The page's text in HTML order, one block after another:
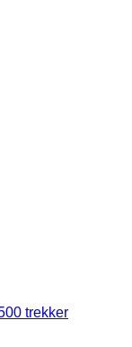
trekker